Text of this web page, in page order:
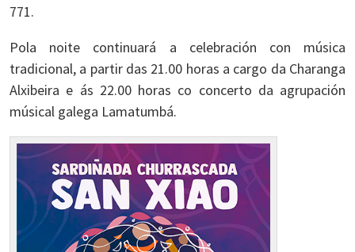
771.
Pola noite continuará a celebración con música
tradicional, a partir das 21.00 horas a cargo da Charanga
Alxibeira e ás 22.00 horas co concerto da agrupación
músical galega Lamatumbá.